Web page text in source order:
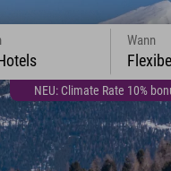
NEU: Climate Rate 10%
Wann
Flexibel